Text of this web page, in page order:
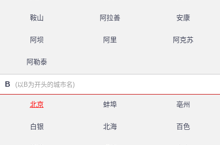
鞍山 阿拉善 安康
阿坝 阿里 阿克苏
阿勒泰
B (以B为开头的城市名)
北京 蚌埠 亳州
白银 北海 百色